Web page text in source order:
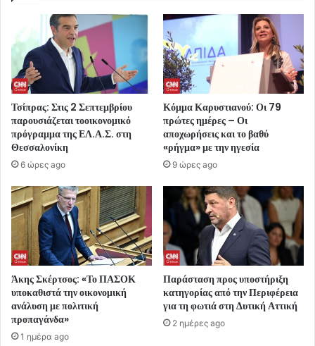
Τσίπρας: Στις 2 Σεπτεμβρίου
παρουσιάζεται τοοικονομικό
πρόγραμμα της ΕΛ.Α.Σ. στη
Θεσσαλονίκη
6 ώρες ago
Κόμμα Καρυστιανού: Οι 79
πρώτες ημέρες – Οι
αποχωρήσεις και το βαθύ
«ρήγμα» με την ηγεσία
9 ώρες ago
Άκης Σκέρτσος: «Το ΠΑΣΟΚ
υποκαθιστά την οικονομική
ανάλυση με πολιτική
προπαγάνδα»
1 ημέρα ago
Παράσταση προς υποστήριξη
κατηγορίας από την Περιφέρεια
για τη φωτιά στη Δυτική Αττική
2 ημέρες ago